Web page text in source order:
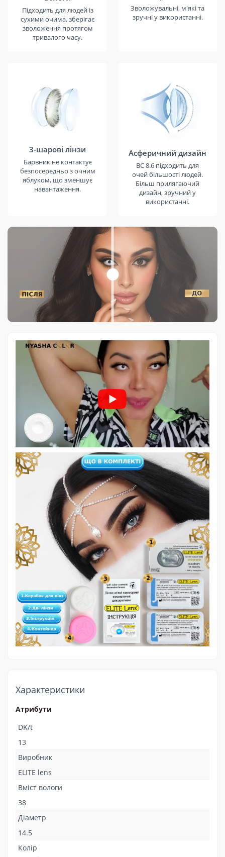
Підходить для людей із
сухими очима, зберігає
зволоження протягом
тривалого часу.
Зволожувальні, м'які та
зручні у використанні.
3-шарові лінзи
Барвник не контактує
безпосередньо з очним
яблуком, що зменшує
навантаження.
Асферичний дизайн
BC 8.6 підходить для
очей більшості людей.
Більш прилягаючий
дизайн, зручний у
використанні.
Характеристики
Атрибути
DK/t
13
Виробник
ELITE lens
Вміст вологи
38
Діаметр
14.5
Колір